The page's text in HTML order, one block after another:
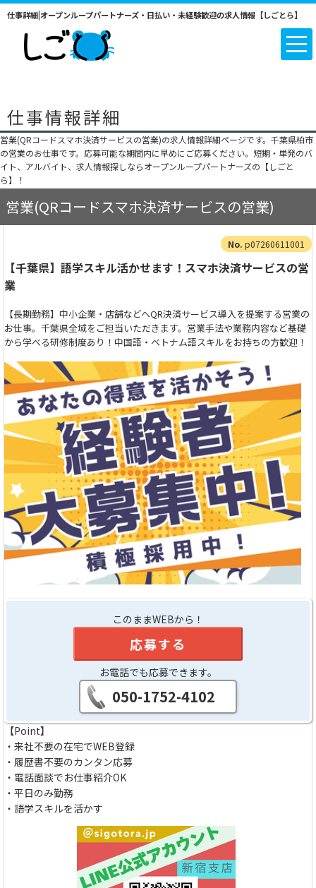
仕事詳細|オープンループパートナーズ・日払い・未経験歓迎の求人情報【しごとら】
仕事情報詳細
営業(QRコードスマホ決済サービスの営業)の求人情報詳細ページです。千葉県柏市
の営業のお仕事です。応募可能な期間内に早めにご応募ください。短期・単発のバ
イト、アルバイト、求人情報探しならオープンループパートナーズの【しごと
ら】！
営業(QRコードスマホ決済サービスの営業)
p07260611001
【千葉県】語学スキル活かせます！スマホ決済サービスの営
業
【長期勤務】中小企業・店舗などへQR決済サービス導入を提案する営業の
お仕事。千葉県全域をご担当いただきます。営業手法や業務内容など基礎
から学べる研修制度あり！中国語・ベトナム語スキルをお持ちの方歓迎！
このままWEBから！
応募する
お電話でも応募できます。
050-1752-4102
【Point】
・来社不要の在宅でWEB登録
・履歴書不要のカンタン応募
・電話面談でお仕事紹介OK
・平日のみ勤務
・語学スキルを活かす